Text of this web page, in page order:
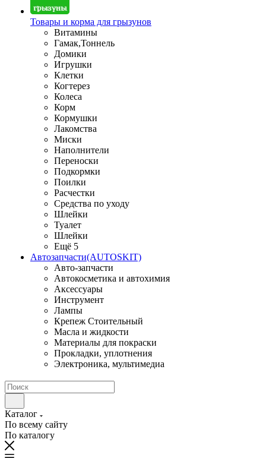
Товары и корма для грызунов
Витамины
Гамак,Тоннель
Домики
Игрушки
Клетки
Когтерез
Колеса
Корм
Кормушки
Лакомства
Миски
Наполнители
Переноски
Подкормки
Поилки
Расчестки
Средства по уходу
Шлейки
Туалет
Шлейки
Ещё 5
Автозапчасти(AUTOSKIT)
Авто-запчасти
Автокосметика и автохимия
Аксессуары
Инструмент
Лампы
Крепеж Стоительный
Масла и жидкости
Материалы для покраски
Прокладки, уплотнения
Электроника, мультимедиа
Каталог
По всему сайту
По каталогу